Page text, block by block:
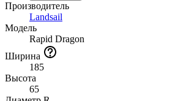
Производитель
Landsail
Модель
Rapid Dragon
Ширина
185
Высота
65